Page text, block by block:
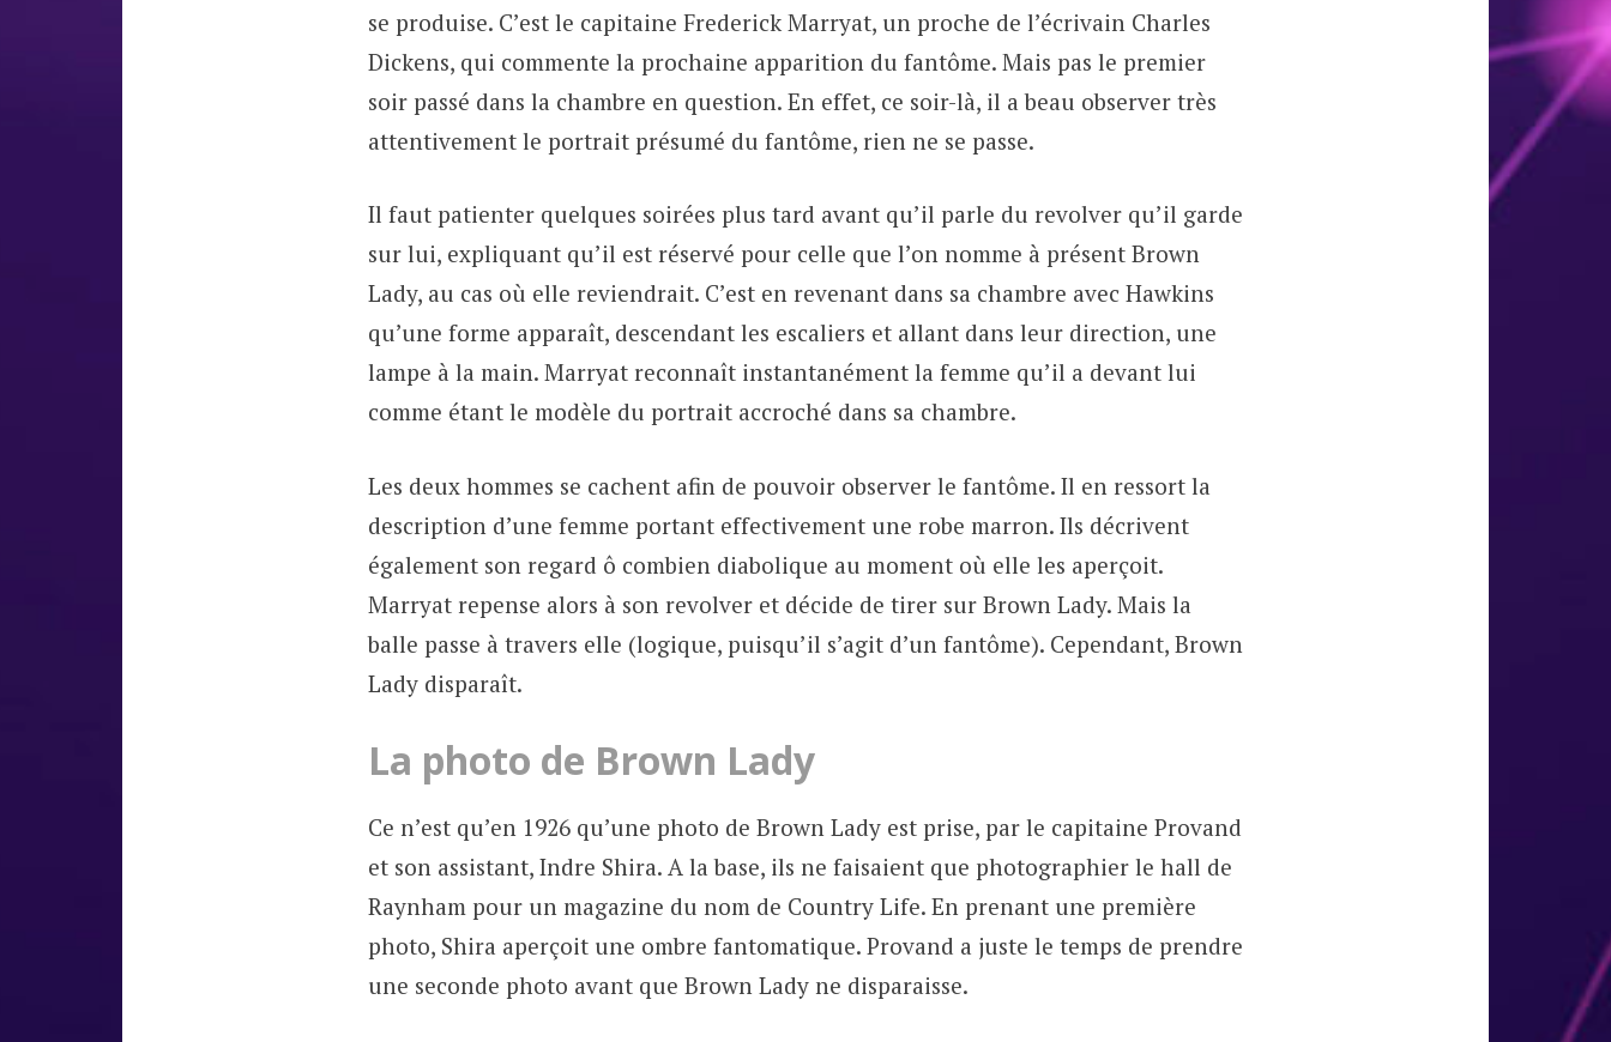
se produise. C’est le capitaine Frederick Marryat, un proche de l’écrivain Charles
Dickens, qui commente la prochaine apparition du fantôme. Mais pas le premier
soir passé dans la chambre en question. En effet, ce soir-là, il a beau observer très
attentivement le portrait présumé du fantôme, rien ne se passe.
Il faut patienter quelques soirées plus tard avant qu’il parle du revolver qu’il garde
sur lui, expliquant qu’il est réservé pour celle que l’on nomme à présent Brown
Lady, au cas où elle reviendrait. C’est en revenant dans sa chambre avec Hawkins
qu’une forme apparaît, descendant les escaliers et allant dans leur direction, une
lampe à la main. Marryat reconnaît instantanément la femme qu’il a devant lui
comme étant le modèle du portrait accroché dans sa chambre.
Les deux hommes se cachent afin de pouvoir observer le fantôme. Il en ressort la
description d’une femme portant effectivement une robe marron. Ils décrivent
également son regard ô combien diabolique au moment où elle les aperçoit.
Marryat repense alors à son revolver et décide de tirer sur Brown Lady. Mais la
balle passe à travers elle (logique, puisqu’il s’agit d’un fantôme). Cependant, Brown
Lady disparaît.
La photo de Brown Lady
Ce n’est qu’en 1926 qu’une photo de Brown Lady est prise, par le capitaine Provand
et son assistant, Indre Shira. A la base, ils ne faisaient que photographier le hall de
Raynham pour un magazine du nom de Country Life. En prenant une première
photo, Shira aperçoit une ombre fantomatique. Provand a juste le temps de prendre
une seconde photo avant que Brown Lady ne disparaisse.